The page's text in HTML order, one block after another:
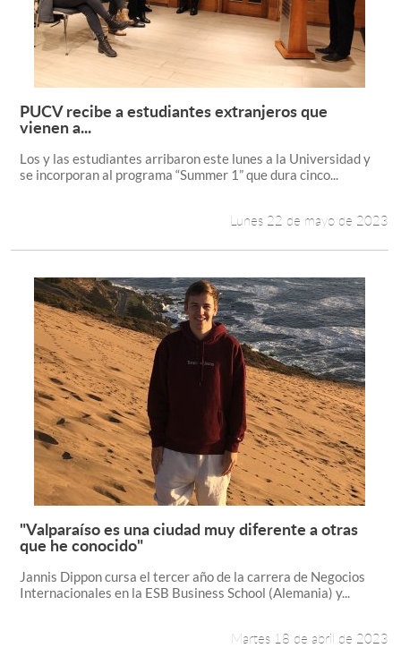
Leer más +
PUCV recibe a estudiantes extranjeros que
vienen a...
Los y las estudiantes arribaron este lunes a la Universidad y
se incorporan al programa “Summer 1” que dura cinco...
Lunes 22 de mayo de 2023
Leer más +
"Valparaíso es una ciudad muy diferente a otras
que he conocido"
Jannis Dippon cursa el tercer año de la carrera de Negocios
Internacionales en la ESB Business School (Alemania) y...
Martes 18 de abril de 2023